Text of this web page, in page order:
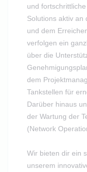
und
Solutions aktiv an
und dem
verfolgen ein
über die
dem
Tankstellen für
Darüber hinaus
der Wartung der
(Network
Wir bieten dir ein
unserem